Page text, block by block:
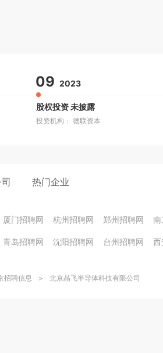
09 2023
股权投资 未披露
投资机构： 德联资本
热门企业
厦门招聘网 杭州招聘网 郑州招聘网 南
青岛招聘网 沈阳招聘网 台州招聘网 西
招聘信息 > 北京晶飞半导体科技有限公司